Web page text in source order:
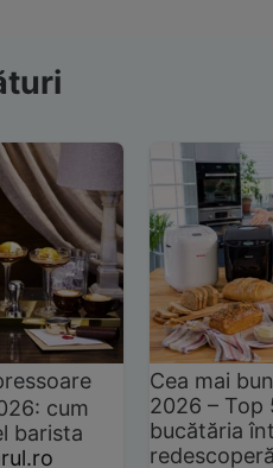
cum
barista
Cea mai
2026 –
bucătăria